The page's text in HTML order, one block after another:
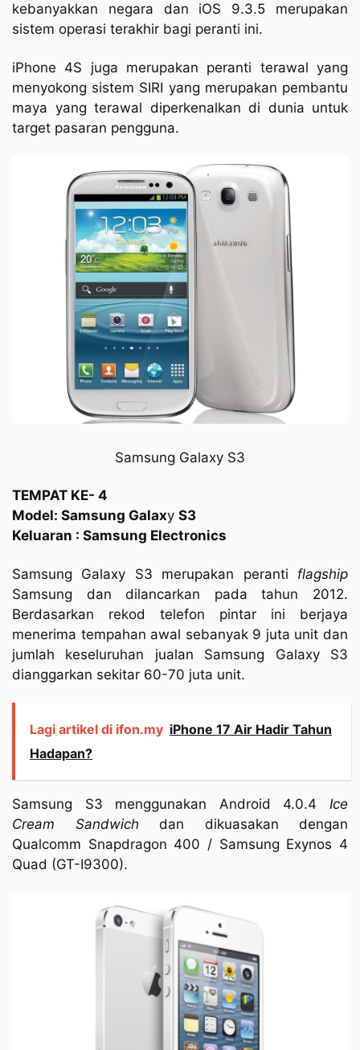
kebanyakkan negara dan iOS 9.3.5 merupakan
sistem operasi terakhir bagi peranti ini.
iPhone 4S juga merupakan peranti terawal yang
menyokong sistem SIRI yang merupakan pembantu
maya yang terawal diperkenalkan di dunia untuk
target pasaran pengguna.
Samsung Galaxy S3
TEMPAT KE- 4
Model: Samsung Galaxy S3
Keluaran : Samsung Electronics
Samsung Galaxy S3 merupakan peranti flagship
Samsung dan dilancarkan pada tahun 2012.
Berdasarkan rekod telefon pintar ini berjaya
menerima tempahan awal sebanyak 9 juta unit dan
jumlah keseluruhan jualan Samsung Galaxy S3
dianggarkan sekitar 60-70 juta unit.
Lagi artikel di ifon.my iPhone 17 Air Hadir Tahun
Hadapan?
Samsung S3 menggunakan Android 4.0.4 Ice
Cream
Sandwich dan dikuasakan dengan
Qualcomm Snapdragon 400 / Samsung Exynos 4
Quad (GT-I9300).